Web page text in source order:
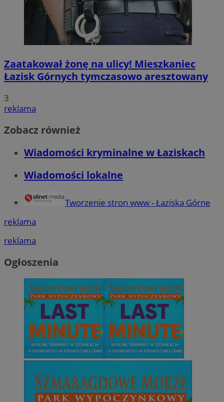
Zaatakował żonę na ulicy! Mieszkaniec
Łazisk Górnych tymczasowo aresztowany
3
reklama
Zobacz również
Wiadomości kryminalne w Łaziskach
Wiadomości lokalne
Tworzenie stron www - Łaziska Górne
reklama
reklama
Ogłoszenia